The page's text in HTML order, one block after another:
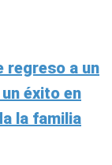
regreso a un
éxito en
la familia